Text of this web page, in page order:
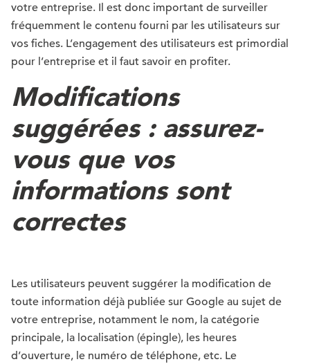
votre entreprise. Il est donc important de surveiller
fréquemment le contenu fourni par les utilisateurs sur
vos fiches. L’engagement des utilisateurs est primordial
pour l’entreprise et il faut savoir en profiter.
Modifications
suggérées : assurez-
vous que vos
informations sont
correctes
Les utilisateurs peuvent suggérer la modification de
toute information déjà publiée sur Google au sujet de
votre entreprise, notamment le nom, la catégorie
principale, la localisation (épingle), les heures
d’ouverture, le numéro de téléphone, etc. Le